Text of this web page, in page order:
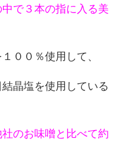
で３本の指に入る美
００％使用して、
晶塩を使用している
のお味噌と比べて約